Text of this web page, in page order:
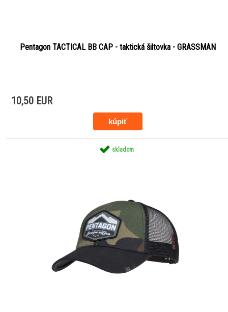
Pentagon TACTICAL BB CAP - taktická šiltovka - GRASSMAN
10,50 EUR
skladom